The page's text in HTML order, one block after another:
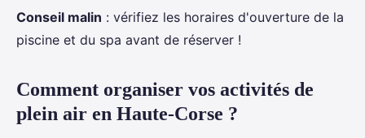
Conseil malin : vérifiez les horaires d'ouverture de la
piscine et du spa avant de réserver !
Comment organiser vos activités de
plein air en Haute-Corse ?